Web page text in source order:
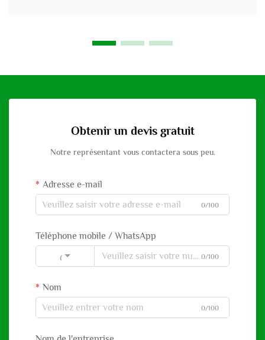
Obtenir un devis gratuit
Notre représentant vous contactera sous peu.
Adresse e-mail
0/100
Téléphone mobile / WhatsApp
Code 0/100
Nom
0/100